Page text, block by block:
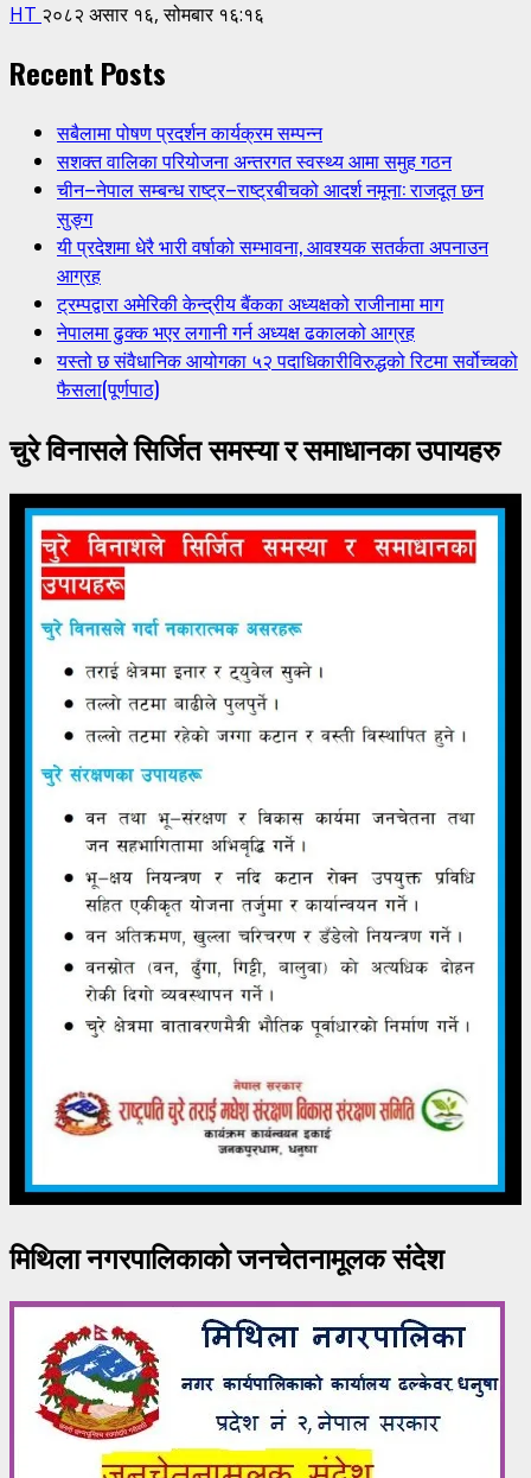
HT २०८२ असार १६, सोमबार १६:१६
Recent Posts
सबैलामा पोषण प्रदर्शन कार्यक्रम सम्पन्न
सशक्त वालिका परियोजना अन्तरगत स्वस्थ्य आमा समुह गठन
चीन–नेपाल सम्बन्ध राष्ट्र–राष्ट्रबीचको आदर्श नमूना: राजदूत छन
सुङ्ग
यी प्रदेशमा धेरै भारी वर्षाको सम्भावना, आवश्यक सतर्कता अपनाउन
आग्रह
ट्रम्पद्वारा अमेरिकी केन्द्रीय बैंकका अध्यक्षको राजीनामा माग
नेपालमा ढुक्क भएर लगानी गर्न अध्यक्ष ढकालको आग्रह
यस्तो छ संवैधानिक आयोगका ५२ पदाधिकारीविरुद्धको रिटमा सर्वोच्चको
फैसला(पूर्णपाठ)
चुरे विनासले सिर्जित समस्या र समाधानका उपायहरु
मिथिला नगरपालिकाको जनचेतनामूलक संदेश